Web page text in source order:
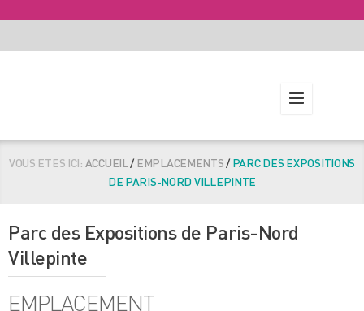
VOUS ETES ICI: ACCUEIL/EMPLACEMENTS/PARC DES EXPOSITIONS
DE PARIS-NORD VILLEPINTE
Parc des Expositions de Paris-Nord
Villepinte
EMPLACEMENT